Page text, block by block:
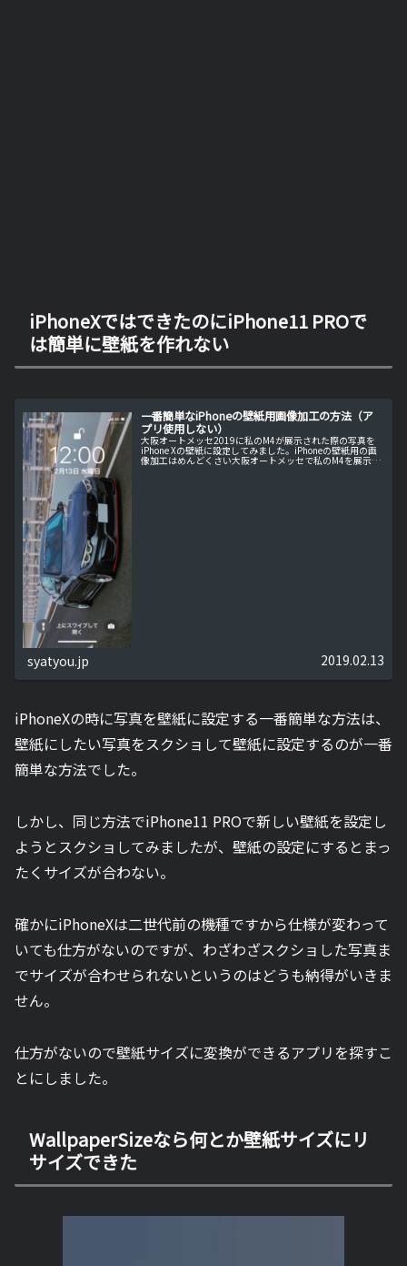
iPhoneXではできたのにiPhone11 PROで
は簡単に壁紙を作れない
一番簡単なiPhoneの壁紙用画像加工の方法（ア
プリ使用しない）
大阪オートメッセ2019に私のM4が展示された際の写真を
iPhone Xの壁紙に設定してみました。iPhoneの壁紙用の画
像加工はめんどくさい大阪オートメッセで私のM4を展示し
syatyou.jp 2019.02.13
iPhoneXの時に写真を壁紙に設定する一番簡単な方法は、
壁紙にしたい写真をスクショして壁紙に設定するのが一番
簡単な方法でした。
しかし、同じ方法でiPhone11 PROで新しい壁紙を設定し
ようとスクショしてみましたが、壁紙の設定にするとまっ
たくサイズが合わない。
確かにiPhoneXは二世代前の機種ですから仕様が変わって
いても仕方がないのですが、わざわざスクショした写真ま
でサイズが合わせられないというのはどうも納得がいきま
せん。
仕方がないので壁紙サイズに変換ができるアプリを探すこ
とにしました。
WallpaperSizeなら何とか壁紙サイズにリ
サイズできた